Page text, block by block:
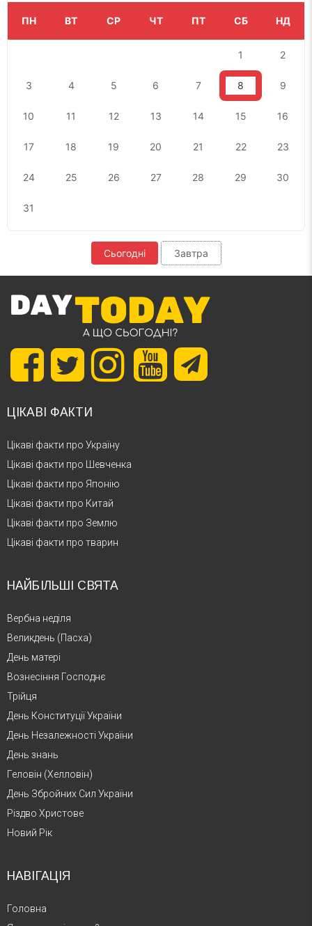
ПН ВТ СР ЧТ ПТ СБ НД
1 2
3 4 5 6 7 8 9
10 11 12 13 14 15 16
17 18 19 20 21 22 23
24 25 26 27 28 29 30
31
Сьогодні Завтра
ЦІКАВІ ФАКТИ
Цікаві факти про Україну
Цікаві факти про Шевченка
Цікаві факти про Японію
Цікаві факти про Китай
Цікаві факти про Землю
Цікаві факти про тварин
НАЙБІЛЬШІ СВЯТА
Вербна неділя
Великдень (Пасха)
День матері
Вознесіння Господнє
Трійця
День Конституції України
День Незалежності України
День знань
Геловін (Хелловін)
День Збройних Сил України
Різдво Христове
Новий Рік
НАВІГАЦІЯ
Головна